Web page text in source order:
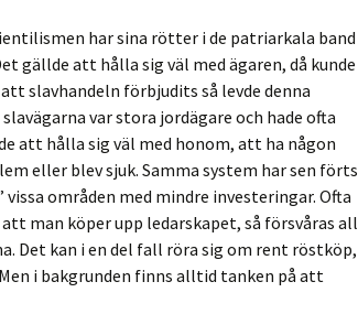
har sina rötter i de patriarkala band
gällde att hålla sig väl med ägaren, då kunde
slavhandeln förbjudits så levde denna
var stora jordägare och hade ofta
att hålla sig väl med honom, att ha någon
eller blev sjuk. Samma system har sen förts
områden med mindre investeringar. Ofta
man köper upp ledarskapet, så försvåras all
Det kan i en del fall röra sig om rent röstköp,
i bakgrunden finns alltid tanken på att